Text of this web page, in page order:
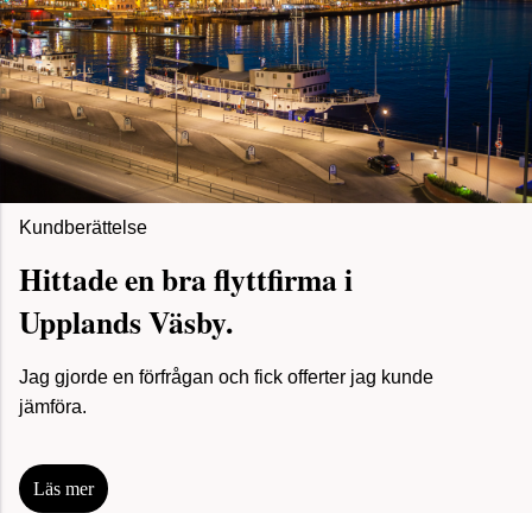
Kundberättelse
Hittade en bra flyttfirma i
Upplands Väsby.
Jag gjorde en förfrågan och fick offerter jag kunde
jämföra.
Läs mer